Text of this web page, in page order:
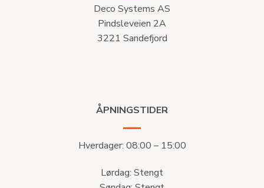
Deco Systems AS
Pindsleveien 2A
3221 Sandefjord
ÅPNINGSTIDER
Hverdager: 08:00 – 15:00
Lørdag: Stengt